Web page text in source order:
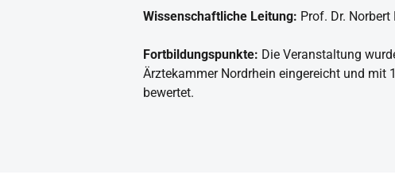
Wissenschaftliche Leitung: Prof. Dr. Norbert
Fortbildungspunkte: Die Veranstaltung
Ärztekammer Nordrhein eingereicht und mit
bewertet.